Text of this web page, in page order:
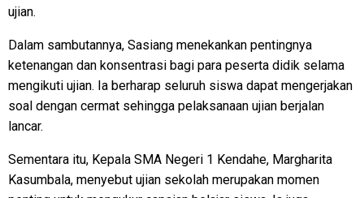
ujian.
Dalam sambutannya, Sasiang menekankan pentingnya
ketenangan dan konsentrasi bagi para peserta didik selama
mengikuti ujian. Ia berharap seluruh siswa dapat mengerjakan
soal dengan cermat sehingga pelaksanaan ujian berjalan
lancar.
Sementara itu, Kepala SMA Negeri 1 Kendahe, Margharita
Kasumbala, menyebut ujian sekolah merupakan momen